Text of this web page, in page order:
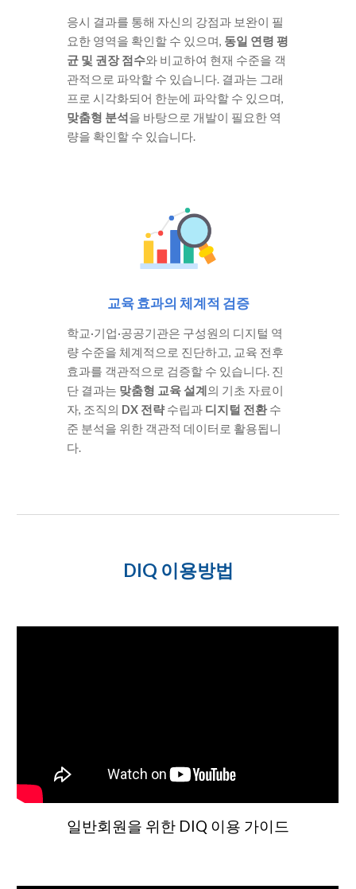
응시 결과를 통해 자신의 강점과 보완이 필
요한 영역을 확인할 수 있으며, 동일 연령 평
균 및 권장 점수와 비교하여 현재 수준을 객
관적으로 파악할 수 있습니다. 결과는 그래
프로 시각화되어 한눈에 파악할 수 있으며,
맞춤형 분석을 바탕으로 개발이 필요한 역
량을 확인할 수 있습니다.
교육 효과의 체계적 검증
학교·기업·공공기관은 구성원의 디지털 역
량 수준을 체계적으로 진단하고, 교육 전후
효과를 객관적으로 검증할 수 있습니다. 진
단 결과는 맞춤형 교육 설계의 기초 자료이
자, 조직의 DX 전략수립과 디지털 전환수
준 분석을 위한 객관적 데이터로 활용됩니
다.
DIQ 이용방법
일반회원을 위한 DIQ 이용 가이드